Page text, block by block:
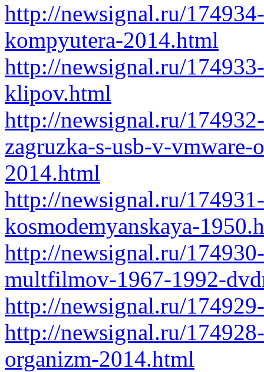
http://newsignal.ru/
kompyutera-2014.html
http://newsignal.ru/
klipov.html
http://newsignal.ru/
zagruzka-s-usb-v-
2014.html
http://newsignal.ru/
kosmodemyanskaya-
http://newsignal.ru/
multfilmov-1967-1992-
http://newsignal.ru/
http://newsignal.ru/
organizm-2014.html